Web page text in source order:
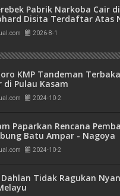
Pabrik Narkoba Cair
Disita Terdaftar Atas
Properti
2026-8-1
KMP Tandeman
di Pulau Kasam
2024-10-2
Paparkan Rencana
Batu Ampar - Nagoya
2024-10-2
Tidak Ragukan